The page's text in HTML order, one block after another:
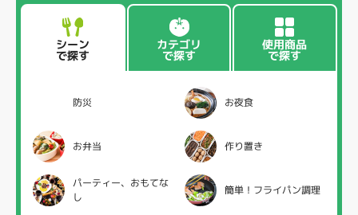
シーン
で探す
カテゴリ
で探す
使用商品
で探す
防災 お夜食
お弁当 作り置き
パーティー、おもてな
し
簡単！フライパン調理